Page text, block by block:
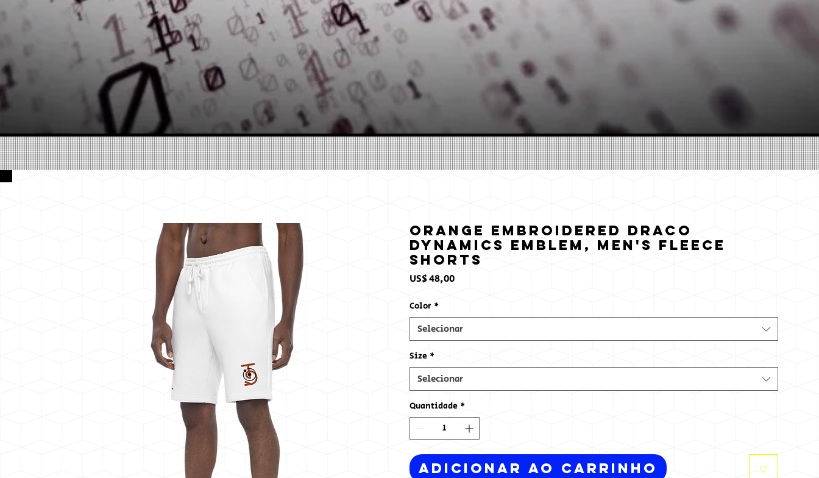
Orange Embroidered Draco
Dynamics Emblem, Men's fleece
shorts
US$ 48,00Preço
Color *
Selecionar
Size *
Selecionar
Quantidade *
Adicionar ao carrinho